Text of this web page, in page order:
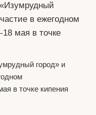
в ежегодном
мая в точке
город» и
в точке кипения